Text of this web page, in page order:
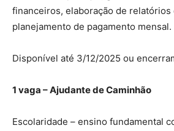
financeiros, elaboração de relatórios
planejamento de pagamento mensal.
Disponível até 3/12/2025 ou
1 vaga – Ajudante de Caminhão
Escolaridade – ensino fundamental